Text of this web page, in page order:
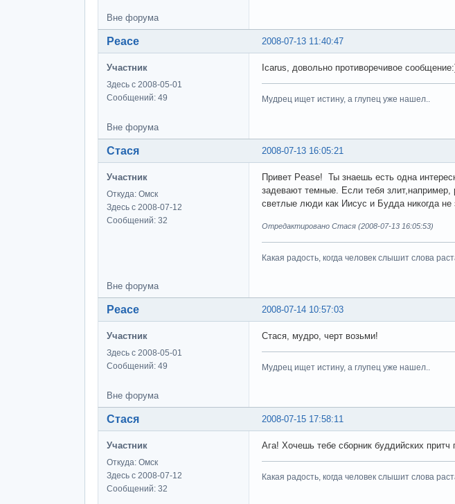
Вне форума
2008-07-13 11:40:47
Peace
Участник
Здесь с 2008-05-01
Сообщений: 49
Icarus, довольно противоречивое
Мудрец ищет истину, а глупец уже нашел..
Вне форума
2008-07-13 16:05:21
Стася
Участник
Откуда: Омск
Здесь с 2008-07-12
Сообщений: 32
Привет Pease! Ты знаешь есть одна
задевают темные. Если тебя злит,например,
светлые люди как Иисус и Будда никогда не
Отредактировано Стася (2008-07-13 16:05:53)
Какая радость, когда человек слышит слова
Вне форума
2008-07-14 10:57:03
Peace
Участник
Здесь с 2008-05-01
Сообщений: 49
Стася, мудро, черт возьми!
Мудрец ищет истину, а глупец уже нашел..
Вне форума
2008-07-15 17:58:11
Стася
Участник
Откуда: Омск
Здесь с 2008-07-12
Сообщений: 32
Ага! Хочешь тебе сборник буддийских
Какая радость, когда человек слышит слова